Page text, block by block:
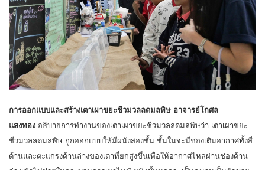
การออกแบบและสร้างเตาเผาขยะชีวมวลลดมลพิษ อาจารย์โกศล
แสงทอง อธิบายการทำงานของเตาเผาขยะชีวมวลลดมลพิษว่า เตาเผาขยะ
ชีวมวลลดมลพิษ ถูกออกแบบให้มีผนังสองชั้น ชั้นในจะมีช่องเติมอากาศทั้งสี่
ด้านและตะแกรงด้านล่างของเตาที่ยกสูงขึ้นเพื่อให้อากาศไหลผ่านช่องด้าน